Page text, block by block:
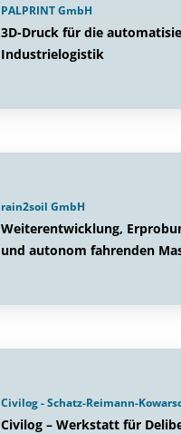
PALPRINT GmbH
3D-Druck für die
Industrielogistik
rain2soil GmbH
Weiterentwicklung,
und autonom fahrenden
Civilog - Schatz-Reimann-
Civilog – Werkstatt für